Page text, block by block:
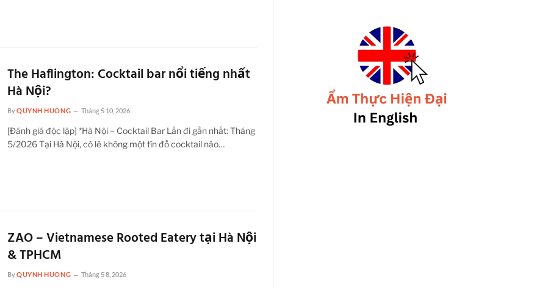
The Haflington: Cocktail bar nổi tiếng nhất
Hà Nội?
ByQUYNH HUONG Tháng 5 10, 2026
[Đánh giá độc lập] *Hà Nội – Cocktail Bar Lần đi gần nhất: Tháng
5/2026 Tại Hà Nội, có lẽ không một tín đồ cocktail nào…
ZAO – Vietnamese Rooted Eatery tại Hà Nội
& TPHCM
ByQUYNH HUONG Tháng 5 8, 2026